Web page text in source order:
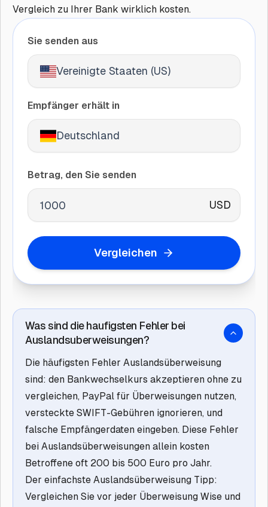
Vergleich zu Ihrer Bank wirklich kosten.
Sie senden aus
Vereinigte Staaten (US)
Empfänger erhält in
Deutschland
Betrag, den Sie senden
USD
Vergleichen
Was sind die haufigsten Fehler bei
Auslandsuberweisungen?
Die häufigsten Fehler Auslandsüberweisung
sind: den Bankwechselkurs akzeptieren ohne zu
vergleichen, PayPal für Überweisungen nutzen,
versteckte SWIFT-Gebühren ignorieren, und
falsche Empfängerdaten eingeben. Diese Fehler
bei Auslandsüberweisungen allein kosten
Betroffene oft 200 bis 500 Euro pro Jahr.
Der einfachste Auslandsüberweisung Tipp:
Vergleichen Sie vor jeder Überweisung Wise und